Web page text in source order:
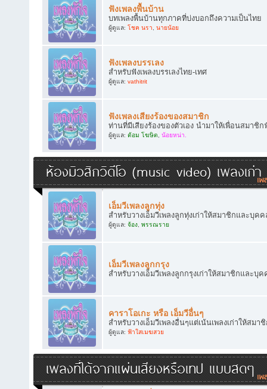
ฟังเพลงพื้นบ้าน
บทเพลงพื้นบ้านทุกภาคที่บ่งบอกถึงความเป็นไทย
ผู้ดูแล: โชค นรา, นายน้อย
ฟังเพลงบรรเลง
สำหรับฟังเพลงบรรเลงไทย-เทศ
ผู้ดูแล: vathitrit
ฟังเพลงเสียงร้องของสมาชิก
ท่านที่มีเสียงร้องของตัวเอง นำมาให้เพื่อนสมาชิ
ผู้ดูแล: ต้อม โฆษิต, น้อยหน่า.
ห้องมิวสิกวิดีโอ (music video) เพลงเก่า
เอ็มวีเพลงลูกทุ่ง
สำหรับวางเอ็มวีเพลงลูกทุ่งเก่าให้สมาชิกและบุค
ผู้ดูแล: จ้อง, พรรณราย
เอ็มวีเพลงลูกกรุง
สำหรับวางเอ็มวีเพลงลูกกรุงเก่าให้สมาชิกและบุ
คาราโอเกะ หรือ เอ็มวีอื่นๆ
สำหรับวางเอ็มวีเพลงอื่นๆแต่เน้นเพลงเก่าให้สม
ผู้ดูแล: ฟ้าใสเมฆสวย
เพลงที่ได้จากแผ่นเสียงหรือเทป แบบสดๆ